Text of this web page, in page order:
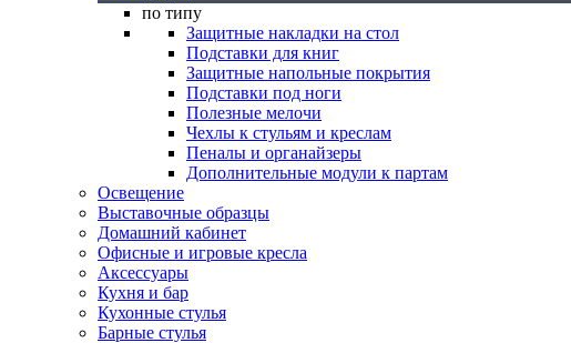
по типу
Защитные накладки на стол
Подставки для книг
Защитные напольные покрытия
Подставки под ноги
Полезные мелочи
Чехлы к стульям и креслам
Пеналы и органайзеры
Дополнительные модули к партам
Освещение
Выставочные образцы
Домашний кабинет
Офисные и игровые кресла
Аксессуары
Кухня и бар
Кухонные стулья
Барные стулья